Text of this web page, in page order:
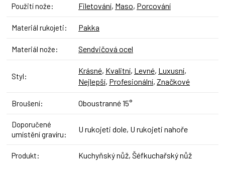
Použití nože: Filetování, Maso, Porcování
Materiál rukojeti: Pakka
Materiál nože: Sendvičová ocel
Styl:
Krásné, Kvalitní, Levné, Luxusní,
Nejlepší, Profesionální, Značkové
Broušení: Oboustranné 15°
Doporučené
umístění gravíru:
U rukojeti dole, U rukojeti nahoře
Produkt: Kuchyňský nůž, Šéfkuchařský nůž